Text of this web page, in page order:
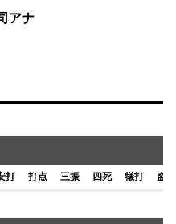
アナ
打 打点 三振 四死 犠打 盗塁